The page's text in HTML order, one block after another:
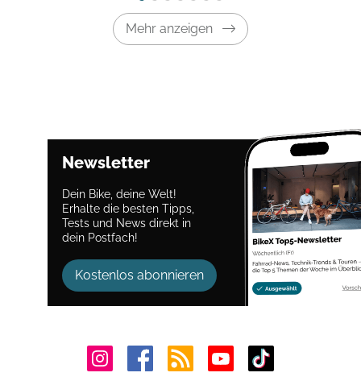
Mehr anzeigen
Newsletter
Dein Bike, deine Welt!
Erhalte die besten Tipps,
Tests und News direkt in
dein Postfach!
Kostenlos abonnieren